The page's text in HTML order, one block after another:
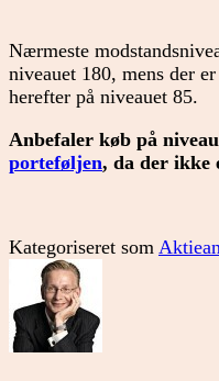
Nærmeste
niveauet 180, mens der
herefter på niveauet 85.
Anbefaler køb på
porteføljen, da der ikke
Kategoriseret som